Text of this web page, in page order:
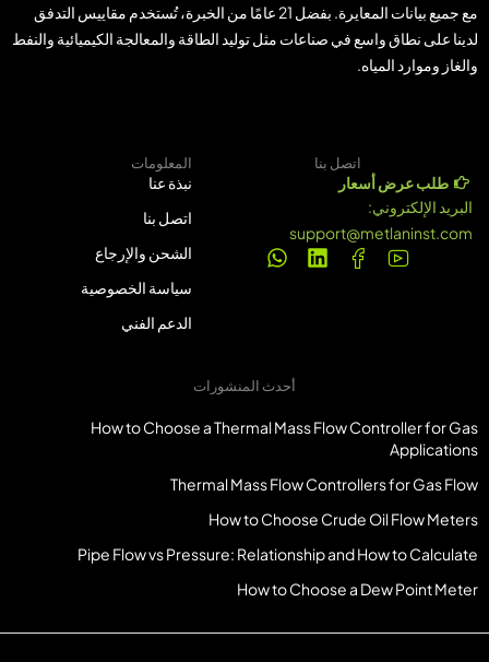
مع جميع بيانات المعايرة. بفضل 21 عامًا من الخبرة، تُستخدم مقاييس التدفق
لدينا على نطاق واسع في صناعات مثل توليد الطاقة والمعالجة الكيميائية والنفط
والغاز وموارد المياه.
اتصل بنا
طلب عرض أسعار
البريد الإلكتروني:
support@metlaninst.com
المعلومات
نبذة عنا
اتصل بنا
الشحن والإرجاع
سياسة الخصوصية
الدعم الفني
أحدث المنشورات
How to Choose a Thermal Mass Flow Controller for Gas
Applications
Thermal Mass Flow Controllers for Gas Flow
How to Choose Crude Oil Flow Meters
Pipe Flow vs Pressure: Relationship and How to Calculate
How to Choose a Dew Point Meter